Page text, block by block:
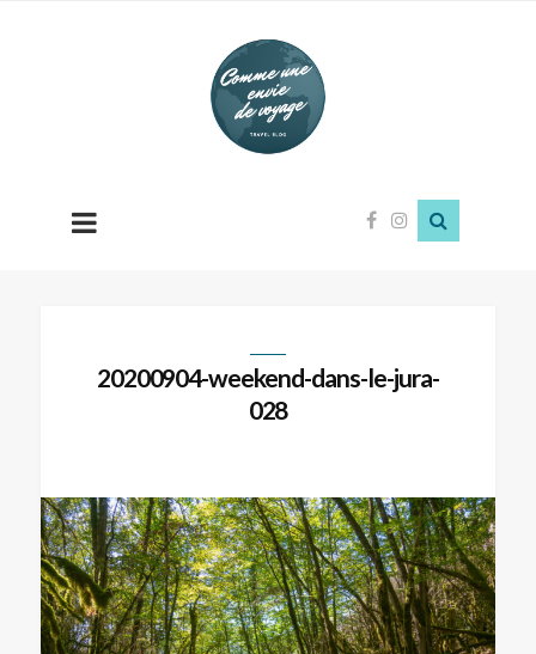
Comme
une
envie
de
20200904-weekend-dans-le-jura-
028